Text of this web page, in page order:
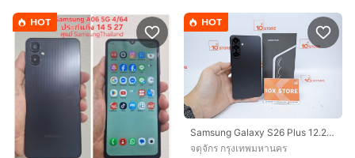
HOT HOT
Samsung Galaxy S26 Plus 12.256GB
จตุจักร กรุงเทพมหานคร